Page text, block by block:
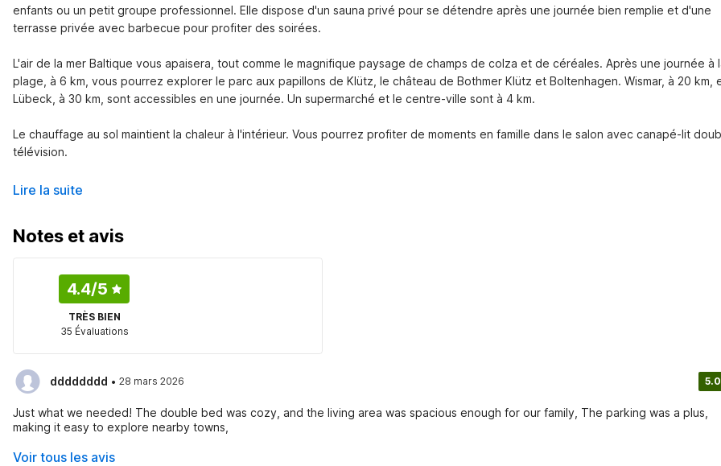
enfants ou un petit groupe professionnel. Elle dispose d'un sauna privé pour se détendre après une journée bien remplie et d'une
terrasse privée avec barbecue pour profiter des soirées.
L'air de la mer Baltique vous apaisera, tout comme le magnifique paysage de champs de colza et de céréales. Après une journée à
plage, à 6 km, vous pourrez explorer le parc aux papillons de Klütz, le château de Bothmer Klütz et Boltenhagen. Wismar, à 20 km,
Lübeck, à 30 km, sont accessibles en une journée. Un supermarché et le centre-ville sont à 4 km.
Le chauffage au sol maintient la chaleur à l'intérieur. Vous pourrez profiter de moments en famille dans le salon avec canapé-lit
télévision.
Lire la suite
Notes et avis
4.4/5
TRÈS BIEN
35 Évaluations
dddddddd · 28 mars 2026 5.0
Just what we needed! The double bed was cozy, and the living area was spacious enough for our family, The parking was a plus,
making it easy to explore nearby towns,
Voir tous les avis